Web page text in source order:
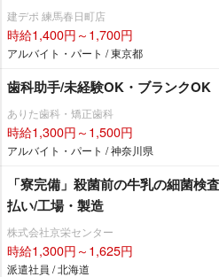
建デポ 練馬春日町店
時給1,400円～1,700円
アルバイト・パート / 東京都
歯科助手/未経験OK・ブランクOK
ありた歯科・矯正歯科
時給1,300円～1,500円
アルバイト・パート / 神奈川県
「寮完備」殺菌前の牛乳の細菌検
払い/工場・製造
株式会社京栄センター
時給1,300円～1,625円
派遣社員 / 北海道